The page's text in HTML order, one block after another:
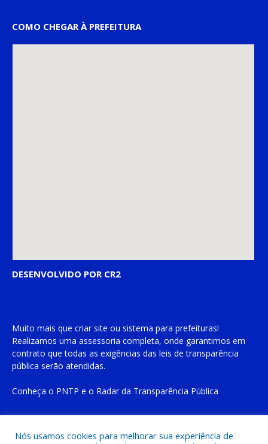
COMO CHEGAR À PREFEITURA
DESENVOLVIDO POR CR2
Muito mais que criar site ou sistema para prefeituras!
Realizamos uma assessoria completa, onde garantimos em
contrato que todas as exigências das leis de transparência
pública serão atendidas.
Conheça o PNTP e o Radar da Transparência Pública
Nós usamos cookies para melhorar sua experiência de